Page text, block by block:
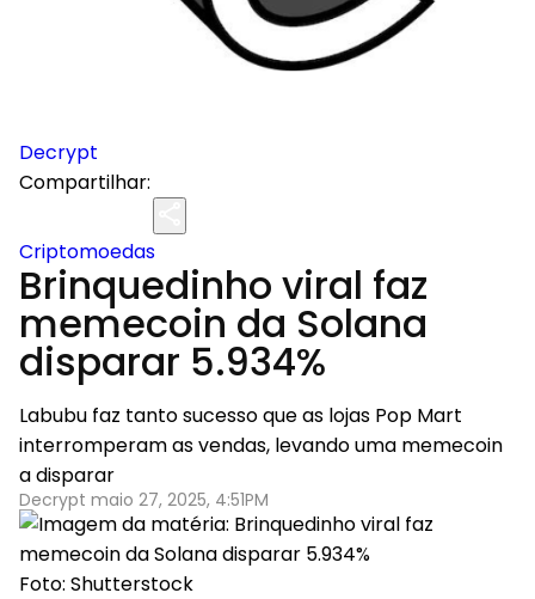
Decrypt
Compartilhar:
Criptomoedas
Brinquedinho viral faz
memecoin da Solana
disparar 5.934%
Labubu faz tanto sucesso que as lojas Pop Mart
interromperam as vendas, levando uma memecoin
a disparar
Decrypt maio 27, 2025, 4:51PM
Foto: Shutterstock